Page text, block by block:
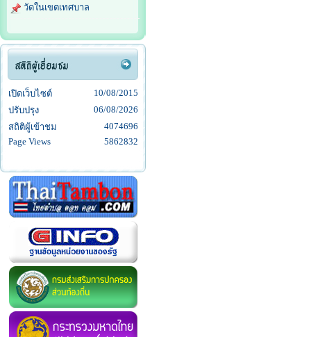
วัดในเขตเทศบาล
เปิดเว็บไซต์
10/08/2015
ปรับปรุง
06/08/2026
สถิติผู้เข้าชม
4074696
Page Views
5862832